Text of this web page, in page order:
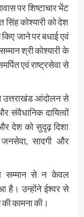
पर शिष्टाचार भेंट
कोश्यारी को देश
जाने पर बधाई एवं
श्री कोश्यारी के
एवं राष्ट्रसेवा से
उत्तराखंड आंदोलन से
दायित्वों
देश को सुदृढ़ दिशा
सादगी और
सम्मान से न केवल
है। उन्होंने ईश्वर से
की कामना की।